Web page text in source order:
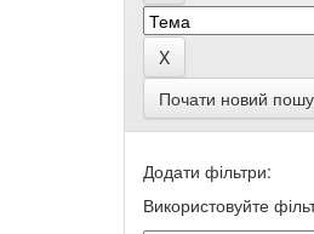
Почати новий
Додати фільтри:
Використовуйте